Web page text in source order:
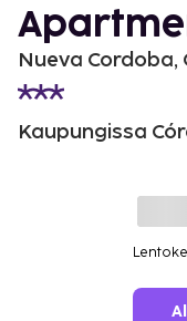
Nueva Cordoba,
Kaupungissa